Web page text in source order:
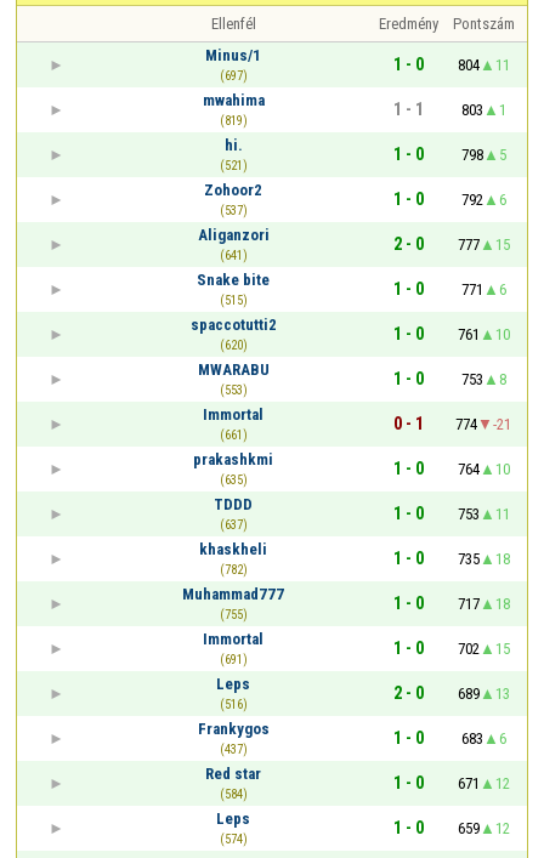
Ellenfél Eredmény
Pontszám
Minus/1
(697)
1 - 0 804
11
mwahima
(819)
1 - 1 803
1
hi.
(521)
1 - 0 798
5
Zohoor2
(537)
1 - 0 792
6
Aliganzori
(641)
2 - 0 777
15
Snake bite
(515)
1 - 0 771
6
spaccotutti2
(620)
1 - 0 761
10
MWARABU
(553)
1 - 0 753
8
Immortal
(661)
0 - 1 774
-21
prakashkmi
(635)
1 - 0 764
10
TDDD
(637)
1 - 0 753
11
khaskheli
(782)
1 - 0 735
18
Muhammad777
(755)
1 - 0 717
18
Immortal
(691)
1 - 0 702
15
Leps
(516)
2 - 0 689
13
Frankygos
(437)
1 - 0 683
6
Red star
(584)
1 - 0 671
12
Leps
(574)
1 - 0 659
12